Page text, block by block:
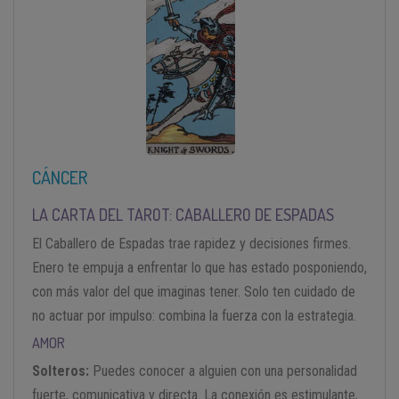
CÁNCER
LA CARTA DEL TAROT: CABALLERO DE ESPADAS
El Caballero de Espadas trae rapidez y decisiones firmes.
Enero te empuja a enfrentar lo que has estado posponiendo,
con más valor del que imaginas tener. Solo ten cuidado de
no actuar por impulso: combina la fuerza con la estrategia.
AMOR
Solteros: Puedes conocer a alguien con una personalidad
fuerte, comunicativa y directa. La conexión es estimulante,